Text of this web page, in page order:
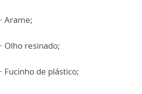
· Arame;
· Olho resinado;
· Fucinho de plástico;